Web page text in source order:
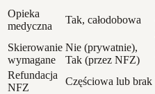
Opieka
medyczna
Tak, całodobowa
Skierowanie
wymagane
Nie (prywatnie),
Tak (przez NFZ)
Refundacja
NFZ
Częściowa lub brak